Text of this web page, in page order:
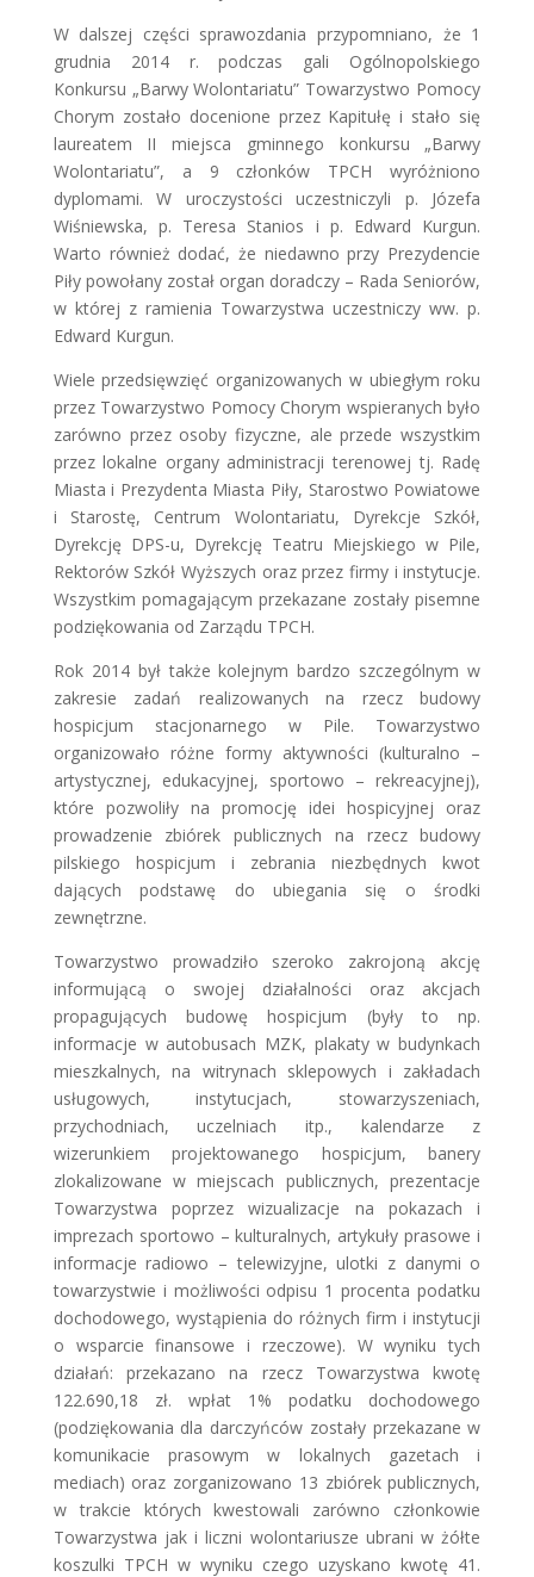
W dalszej części sprawozdania przypomniano, że 1
grudnia 2014 r. podczas gali Ogólnopolskiego
Konkursu „Barwy Wolontariatu” Towarzystwo Pomocy
Chorym zostało docenione przez Kapitułę i stało się
laureatem II miejsca gminnego konkursu „Barwy
Wolontariatu”, a 9 członków TPCH wyróżniono
dyplomami. W uroczystości uczestniczyli p. Józefa
Wiśniewska, p. Teresa Stanios i p. Edward Kurgun.
Warto również dodać, że niedawno przy Prezydencie
Piły powołany został organ doradczy – Rada Seniorów,
w której z ramienia Towarzystwa uczestniczy ww. p.
Edward Kurgun.
Wiele przedsięwzięć organizowanych w ubiegłym roku
przez Towarzystwo Pomocy Chorym wspieranych było
zarówno przez osoby fizyczne, ale przede wszystkim
przez lokalne organy administracji terenowej tj. Radę
Miasta i Prezydenta Miasta Piły, Starostwo Powiatowe
i Starostę, Centrum Wolontariatu, Dyrekcje Szkół,
Dyrekcję DPS-u, Dyrekcję Teatru Miejskiego w Pile,
Rektorów Szkół Wyższych oraz przez firmy i instytucje.
Wszystkim pomagającym przekazane zostały pisemne
podziękowania od Zarządu TPCH.
Rok 2014 był także kolejnym bardzo szczególnym w
zakresie zadań realizowanych na rzecz budowy
hospicjum stacjonarnego w Pile. Towarzystwo
organizowało różne formy aktywności (kulturalno –
artystycznej, edukacyjnej, sportowo – rekreacyjnej),
które pozwoliły na promocję idei hospicyjnej oraz
prowadzenie zbiórek publicznych na rzecz budowy
pilskiego hospicjum i zebrania niezbędnych kwot
dających podstawę do ubiegania się o środki
zewnętrzne.
Towarzystwo prowadziło szeroko zakrojoną akcję
informującą o swojej działalności oraz akcjach
propagujących budowę hospicjum (były to np.
informacje w autobusach MZK, plakaty w budynkach
mieszkalnych, na witrynach sklepowych i zakładach
usługowych, instytucjach, stowarzyszeniach,
przychodniach, uczelniach itp., kalendarze z
wizerunkiem projektowanego hospicjum, banery
zlokalizowane w miejscach publicznych, prezentacje
Towarzystwa poprzez wizualizacje na pokazach i
imprezach sportowo – kulturalnych, artykuły prasowe i
informacje radiowo – telewizyjne, ulotki z danymi o
towarzystwie i możliwości odpisu 1 procenta podatku
dochodowego, wystąpienia do różnych firm i instytucji
o wsparcie finansowe i rzeczowe). W wyniku tych
działań: przekazano na rzecz Towarzystwa kwotę
122.690,18 zł. wpłat 1% podatku dochodowego
(podziękowania dla darczyńców zostały przekazane w
komunikacie prasowym w lokalnych gazetach i
mediach) oraz zorganizowano 13 zbiórek publicznych,
w trakcie których kwestowali zarówno członkowie
Towarzystwa jak i liczni wolontariusze ubrani w żółte
koszulki TPCH w wyniku czego uzyskano kwotę 41.